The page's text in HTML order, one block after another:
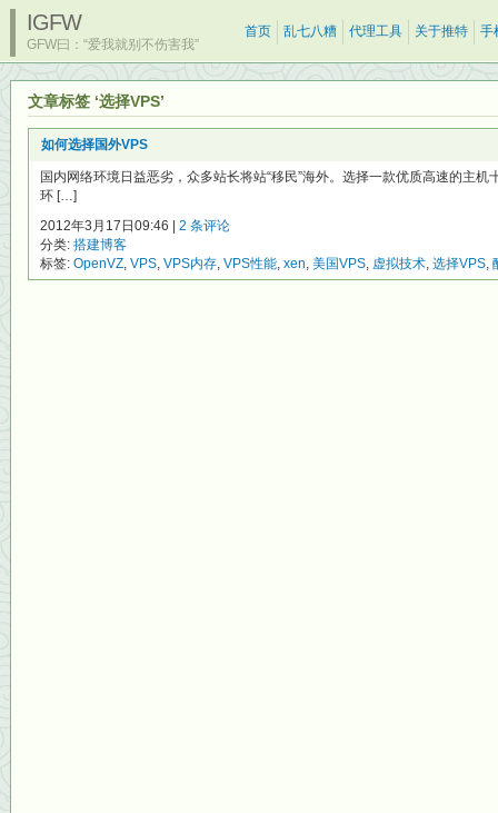
IGFW
GFW曰：“爱我就别不伤害我”
首页 乱七八糟 代理工具 关于推特 手
文章标签 ‘选择VPS’
如何选择国外VPS
国内网络环境日益恶劣，众多站长将站“移民”海外。选择一款优质高速的主
环 […]
2012年3月17日09:46 | 2 条评论
分类: 搭建博客
标签: OpenVZ, VPS, VPS内存, VPS性能, xen, 美国VPS, 虚拟技术, 选择VPS,